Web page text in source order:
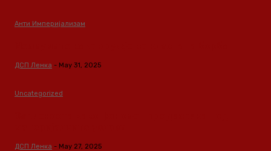
Анти Империјализам
ДСП Ленка - May 31, 2025
Uncategorized
ДСП Ленка - May 27, 2025